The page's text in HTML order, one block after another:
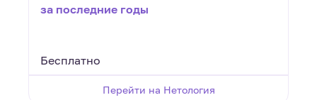
за последние годы
Бесплатно
Перейти на Нетология